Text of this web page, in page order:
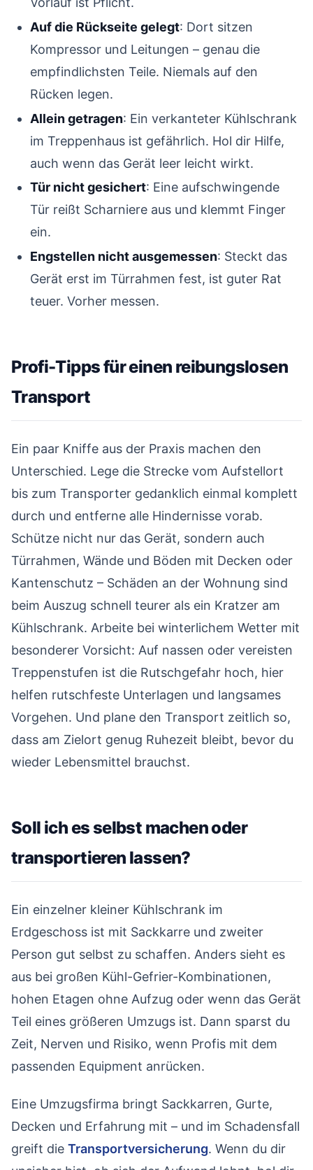
Auf die Rückseite gelegt: Dort sitzen
Kompressor und Leitungen – genau die
empfindlichsten Teile. Niemals auf den
Rücken legen.
Allein getragen: Ein verkanteter Kühlschrank
im Treppenhaus ist gefährlich. Hol dir Hilfe,
auch wenn das Gerät leer leicht wirkt.
Tür nicht gesichert: Eine aufschwingende
Tür reißt Scharniere aus und klemmt Finger
ein.
Engstellen nicht ausgemessen: Steckt das
Gerät erst im Türrahmen fest, ist guter Rat
teuer. Vorher messen.
Profi-Tipps für einen reibungslosen
Transport
Ein paar Kniffe aus der Praxis machen den
Unterschied. Lege die Strecke vom Aufstellort
bis zum Transporter gedanklich einmal komplett
durch und entferne alle Hindernisse vorab.
Schütze nicht nur das Gerät, sondern auch
Türrahmen, Wände und Böden mit Decken oder
Kantenschutz – Schäden an der Wohnung sind
beim Auszug schnell teurer als ein Kratzer am
Kühlschrank. Arbeite bei winterlichem Wetter mit
besonderer Vorsicht: Auf nassen oder vereisten
Treppenstufen ist die Rutschgefahr hoch, hier
helfen rutschfeste Unterlagen und langsames
Vorgehen. Und plane den Transport zeitlich so,
dass am Zielort genug Ruhezeit bleibt, bevor du
wieder Lebensmittel brauchst.
Soll ich es selbst machen oder
transportieren lassen?
Ein einzelner kleiner Kühlschrank im
Erdgeschoss ist mit Sackkarre und zweiter
Person gut selbst zu schaffen. Anders sieht es
aus bei großen Kühl-Gefrier-Kombinationen,
hohen Etagen ohne Aufzug oder wenn das Gerät
Teil eines größeren Umzugs ist. Dann sparst du
Zeit, Nerven und Risiko, wenn Profis mit dem
passenden Equipment anrücken.
Eine Umzugsfirma bringt Sackkarren, Gurte,
Decken und Erfahrung mit – und im Schadensfall
greift die Transportversicherung. Wenn du dir